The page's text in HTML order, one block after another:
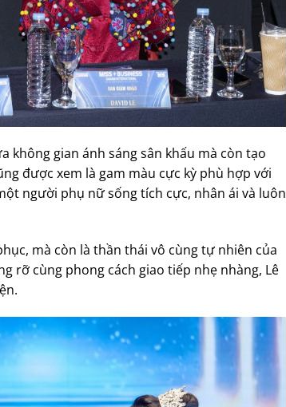
không gian ánh sáng sân khấu mà còn tạo
được xem là gam màu cực kỳ phù hợp với
người phụ nữ sống tích cực, nhân ái và luôn
mà còn là thần thái vô cùng tự nhiên của
rỡ cùng phong cách giao tiếp nhẹ nhàng, Lê